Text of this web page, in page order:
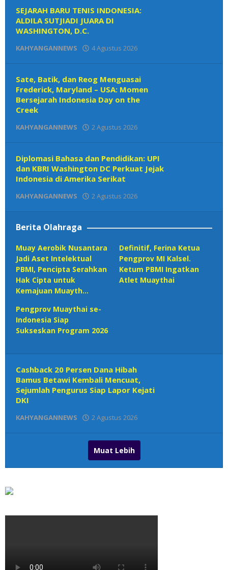
SEJARAH BARU TENIS INDONESIA:
ALDILA SUTJIADI JUARA DI
WASHINGTON, D.C.
KAHYANGANNEWS 4 Agustus 2026
Sate, Batik, dan Reog Menguasai
Frederick, Maryland – USA: Momen
Bersejarah Indonesia Day on the
Creek
KAHYANGANNEWS 2 Agustus 2026
Diplomasi Bahasa dan Pendidikan: UPI
dan KBRI Washington DC Perkuat Jejak
Indonesia di Amerika Serikat
KAHYANGANNEWS 2 Agustus 2026
Berita Olahraga
Muay Aerobik Nusantara
Jadi Aset Intelektual
PBMI, Pencipta Serahkan
Hak Cipta untuk
Kemajuan Muayth…
Definitif, Ferina Ketua
Pengprov MI Kalsel.
Ketum PBMI Ingatkan
Atlet Muaythai
Pengprov Muaythai se-
Indonesia Siap
Sukseskan Program 2026
Cashback 20 Persen Dana Hibah
Bamus Betawi Kembali Mencuat,
Sejumlah Pengurus Siap Lapor Kejati
DKI
KAHYANGANNEWS 2 Agustus 2026
Muat Lebih